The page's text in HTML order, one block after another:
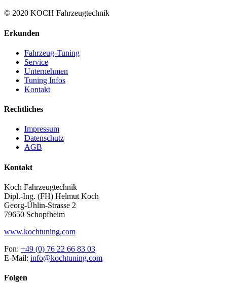
© 2020 KOCH Fahrzeugtechnik
Erkunden
Fahrzeug-Tuning
Service
Unternehmen
Tuning Infos
Kontakt
Rechtliches
Impressum
Datenschutz
AGB
Kontakt
Koch Fahrzeugtechnik
Dipl.-Ing. (FH) Helmut Koch
Georg-Ühlin-Strasse 2
79650 Schopfheim
www.kochtuning.com
Fon: +49 (0) 76 22 66 83 03
E-Mail: info@kochtuning.com
Folgen